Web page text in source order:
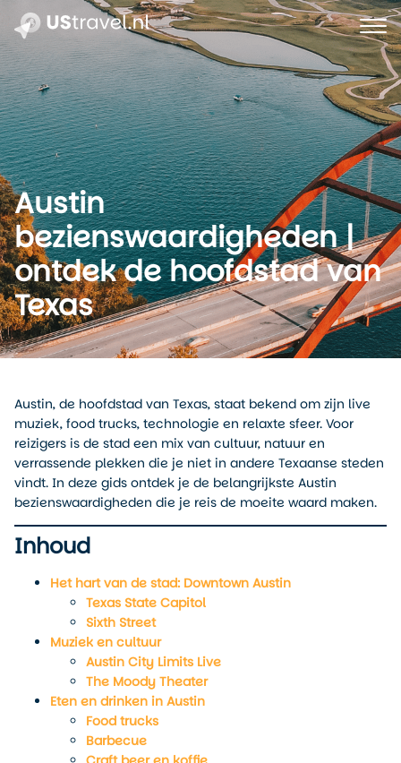
Austin
bezienswaardigheden |
ontdek de hoofdstad van
Texas
Austin, de hoofdstad van Texas, staat bekend om zijn live
muziek, food trucks, technologie en relaxte sfeer. Voor
reizigers is de stad een mix van cultuur, natuur en
verrassende plekken die je niet in andere Texaanse steden
vindt. In deze gids ontdek je de belangrijkste Austin
bezienswaardigheden die je reis de moeite waard maken.
Inhoud
Het hart van de stad: Downtown Austin
Texas State Capitol
Sixth Street
Muziek en cultuur
Austin City Limits Live
The Moody Theater
Eten en drinken in Austin
Food trucks
Barbecue